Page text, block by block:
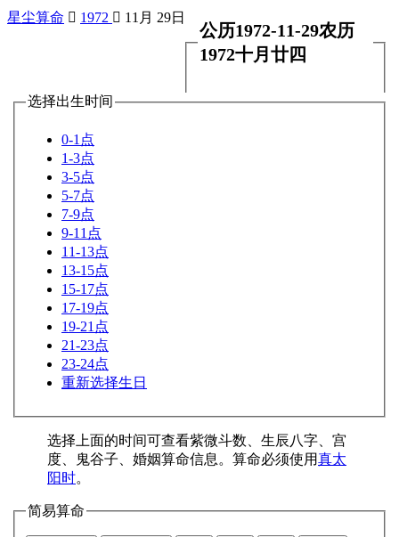
星尘算命  1972  11月 29日
公历1972-11-29农历
1972十月廿四
选择出生时间
0-1点
1-3点
3-5点
5-7点
7-9点
9-11点
11-13点
13-15点
15-17点
17-19点
19-21点
21-23点
23-24点
重新选择生日
选择上面的时间可查看紫微斗数、生辰八字、宫
度、鬼谷子、婚姻算命信息。算命必须使用真太
阳时。
简易算命